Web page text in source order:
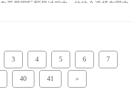
房管局正式备案的租赁地址，工商行政管理
在开展国际贸易过程中，往往会选择在国内
册国内公司可以引入优质的人才和技术资
源，更为方便快捷地与国内企业合作，提高
企业的市场竞争力......
3 4 5 6 7
40 41 »